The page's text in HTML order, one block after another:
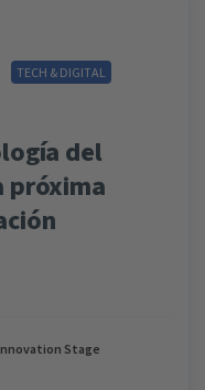
TECH & DIGITAL
del
próxima
Stage